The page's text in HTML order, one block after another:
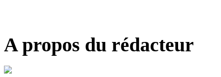
A propos du rédacteur